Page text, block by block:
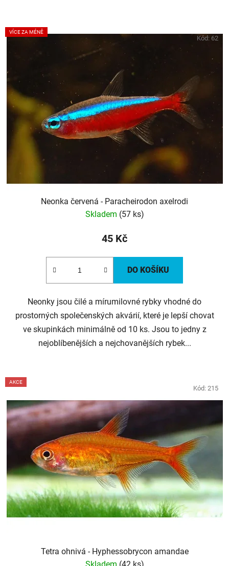
VÍCE ZA MÉNĚ
Neonka červená - Paracheirodon axelrodi
Skladem (57 ks)
45 Kč
DO KOŠÍKU
Neonky jsou čilé a mírumilovné rybky vhodné do
prostorných společenských akvárií, které je lepší chovat
ve skupinkách minimálně od 10 ks. Jsou to jedny z
nejoblíbenějších a nejchovanějších rybek...
Kód: 62
AKCE
Tetra ohnivá - Hyphessobrycon amandae
Kód: 215